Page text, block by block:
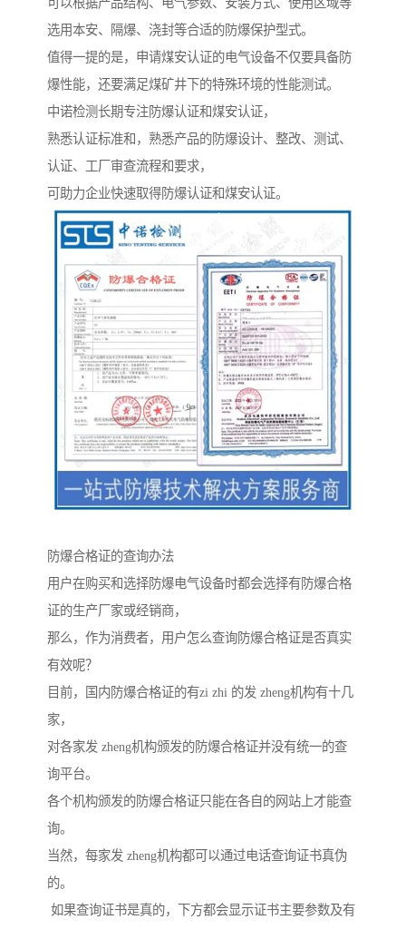
可以根据产品结构、电气参数、安装方式、使用区域等
选用本安、隔爆、浇封等合适的防爆保护型式。
值得一提的是，申请煤安认证的电气设备不仅要具备防
爆性能，还要满足煤矿井下的特殊环境的性能测试。
中诺检测长期专注防爆认证和煤安认证，
熟悉认证标准和，熟悉产品的防爆设计、整改、测试、
认证、工厂审查流程和要求，
可助力企业快速取得防爆认证和煤安认证。
防爆合格证的查询办法
用户在购买和选择防爆电气设备时都会选择有防爆合格
证的生产厂家或经销商，
那么，作为消费者，用户怎么查询防爆合格证是否真实
有效呢？
目前，国内防爆合格证的有zi zhi 的发 zheng机构有十几
家，
对各家发 zheng机构颁发的防爆合格证并没有统一的查
询平台。
各个机构颁发的防爆合格证只能在各自的网站上才能查
询。
当然，每家发 zheng机构都可以通过电话查询证书真伪
的。
如果查询证书是真的，下方都会显示证书主要参数及有